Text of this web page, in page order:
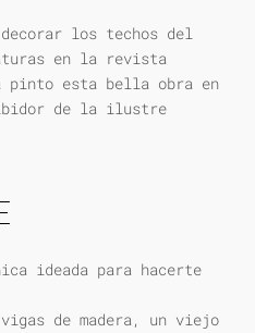
los techos del
en la revista
pinto esta bella obra en
de la ilustre
ideada para hacerte
vigas de madera, un viejo